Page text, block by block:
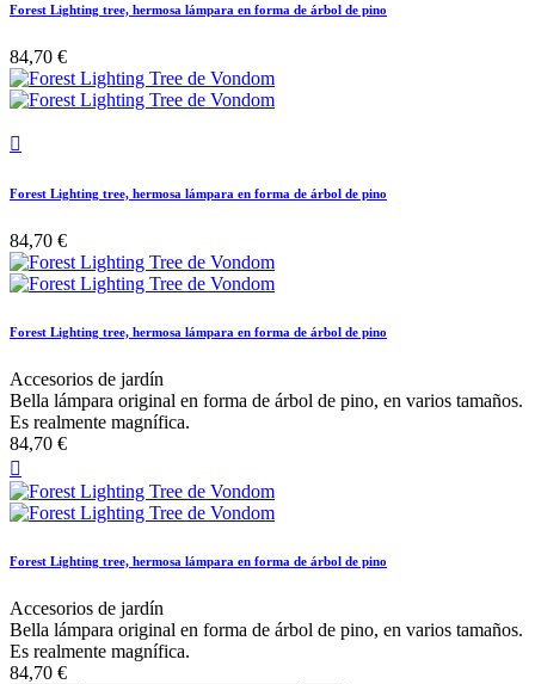
Forest Lighting tree, hermosa lámpara en forma de árbol de pino
84,70 €

Forest Lighting tree, hermosa lámpara en forma de árbol de pino
84,70 €
Forest Lighting tree, hermosa lámpara en forma de árbol de pino
Accesorios de jardín
Bella lámpara original en forma de árbol de pino, en varios tamaños.
Es realmente magnífica.
84,70 €

Forest Lighting tree, hermosa lámpara en forma de árbol de pino
Accesorios de jardín
Bella lámpara original en forma de árbol de pino, en varios tamaños.
Es realmente magnífica.
84,70 €